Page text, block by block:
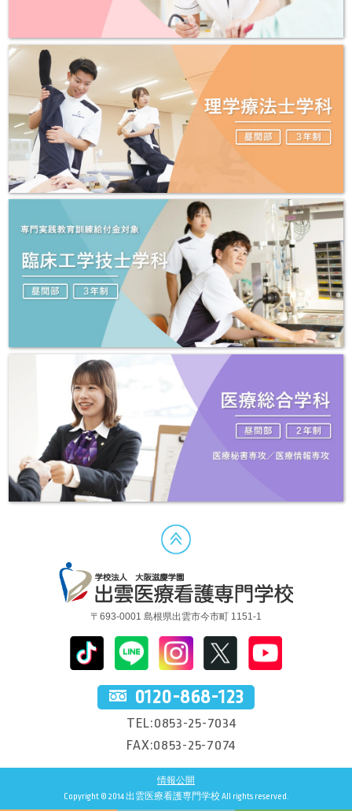
〒693-0001 島根県出雲市今市町 1151-1
0120-868-123
TEL:0853-25-7034
FAX:0853-25-7074
情報公開
Copyright © 2014 出雲医療看護専門学校 All rights reserved.